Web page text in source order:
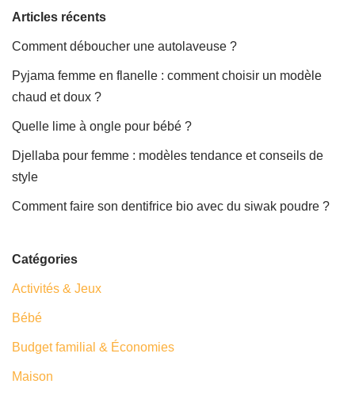
Articles récents
Comment déboucher une autolaveuse ?
Pyjama femme en flanelle : comment choisir un modèle
chaud et doux ?
Quelle lime à ongle pour bébé ?
Djellaba pour femme : modèles tendance et conseils de
style
Comment faire son dentifrice bio avec du siwak poudre ?
Catégories
Activités & Jeux
Bébé
Budget familial & Économies
Maison